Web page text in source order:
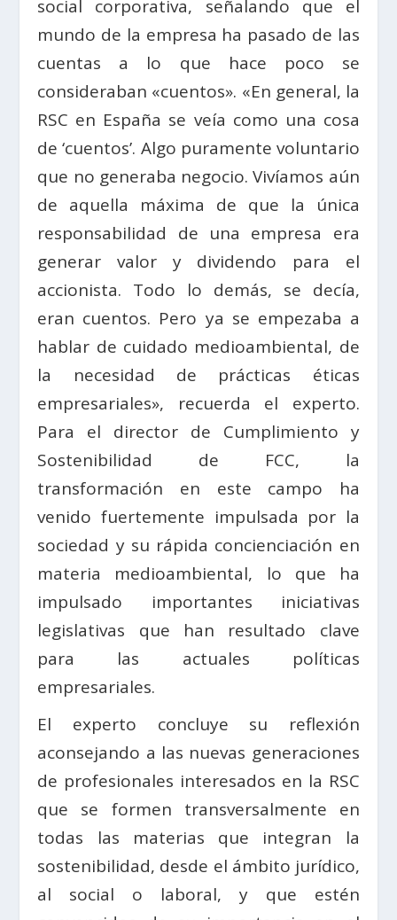
social corporativa, señalando que el
mundo de la empresa ha pasado de las
cuentas a lo que hace poco se
consideraban «cuentos». «En general, la
RSC en España se veía como una cosa
de ‘cuentos’. Algo puramente voluntario
que no generaba negocio. Vivíamos aún
de aquella máxima de que la única
responsabilidad de una empresa era
generar valor y dividendo para el
accionista. Todo lo demás, se decía,
eran cuentos. Pero ya se empezaba a
hablar de cuidado medioambiental, de
la necesidad de prácticas éticas
empresariales», recuerda el experto.
Para el director de Cumplimiento y
Sostenibilidad de FCC, la
transformación en este campo ha
venido fuertemente impulsada por la
sociedad y su rápida concienciación en
materia medioambiental, lo que ha
impulsado importantes iniciativas
legislativas que han resultado clave
para las actuales políticas
empresariales.
El experto concluye su reflexión
aconsejando a las nuevas generaciones
de profesionales interesados en la RSC
que se formen transversalmente en
todas las materias que integran la
sostenibilidad, desde el ámbito jurídico,
al social o laboral, y que estén